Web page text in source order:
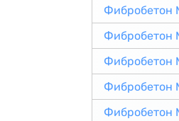
Фибробетон
Фибробетон
Фибробетон
Фибробетон
Фибробетон